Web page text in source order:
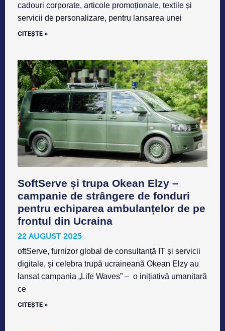
cadouri corporate, articole promoționale, textile și
servicii de personalizare, pentru lansarea unei
CITEȘTE »
SoftServe și trupa Okean Elzy –
campanie de strângere de fonduri
pentru echiparea ambulanțelor de pe
frontul din Ucraina
22 AUGUST 2025
oftServe, furnizor global de consultanță IT și servicii
digitale, și celebra trupă ucraineană Okean Elzy au
lansat campania „Life Waves” – o inițiativă umanitară
ce
CITEȘTE »